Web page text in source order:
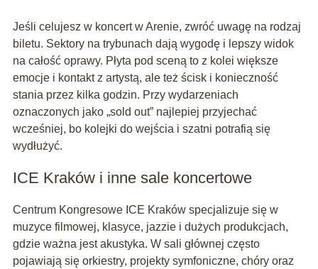
Jeśli celujesz w koncert w Arenie, zwróć uwagę na rodzaj
biletu. Sektory na trybunach dają wygodę i lepszy widok
na całość oprawy. Płyta pod sceną to z kolei większe
emocje i kontakt z artystą, ale też ścisk i konieczność
stania przez kilka godzin. Przy wydarzeniach
oznaczonych jako „sold out” najlepiej przyjechać
wcześniej, bo kolejki do wejścia i szatni potrafią się
wydłużyć.
ICE Kraków i inne sale koncertowe
Centrum Kongresowe ICE Kraków specjalizuje się w
muzyce filmowej, klasyce, jazzie i dużych produkcjach,
gdzie ważna jest akustyka. W sali głównej często
pojawiają się orkiestry, projekty symfoniczne, chóry oraz